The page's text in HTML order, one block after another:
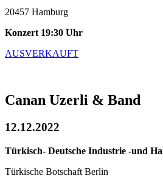
20457 Hamburg
Konzert 19:30 Uhr
AUSVERKAUFT
Canan Uzerli & Band
12.12.2022
Türkisch- Deutsche Industrie -und
Türkische Botschaft Berlin